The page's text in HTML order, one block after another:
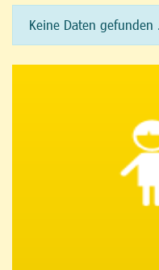
Keine Daten gefunden